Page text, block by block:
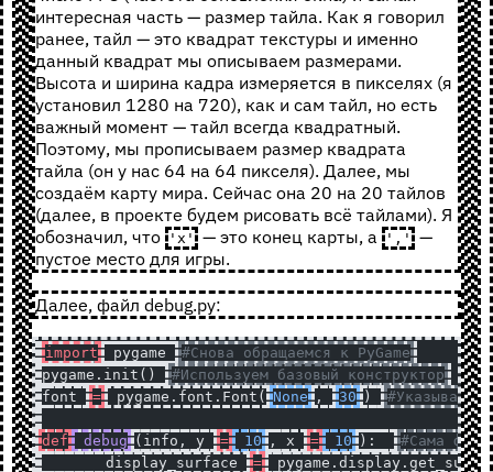
интересная часть — размер тайла. Как я говорил
ранее, тайл — это квадрат текстуры и именно
данный квадрат мы описываем размерами.
Высота и ширина кадра измеряется в пикселях (я
установил 1280 на 720), как и сам тайл, но есть
важный момент — тайл всегда квадратный.
Поэтому, мы прописываем размер квадрата
тайла (он у нас 64 на 64 пикселя). Далее, мы
создаём карту мира. Сейчас она 20 на 20 тайлов
(далее, в проекте будем рисовать всё тайлами). Я
обозначил, что
'x' — это конец карты, а ','
—
пустое место для игры.
Далее, файл debug.py:
import pygame
#Снова обращаемся к PyGame
pygame.init()
#Используем базовый конструктор
font
= pygame.font.Font( None , 30 ) #Указываем
def debug (info, y = 10 , x = 10 ):
#Сама
	display_surface
=